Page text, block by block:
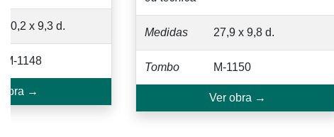
x 9,8 d.
obra →
decoração e cinzelada
Tombo M-1294